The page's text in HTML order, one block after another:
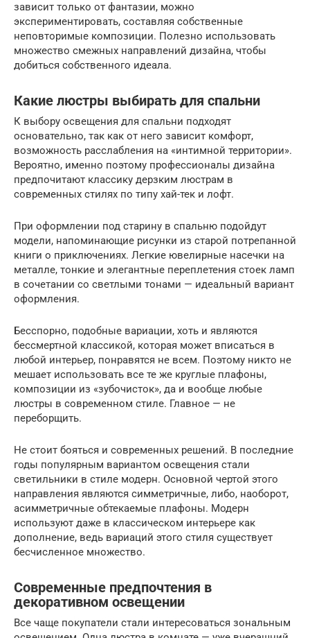
зависит только от фантазии, можно
экспериментировать, составляя собственные
неповторимые композиции. Полезно использовать
множество смежных направлений дизайна, чтобы
добиться собственного идеала.
Какие люстры выбирать для спальни
К выбору освещения для спальни подходят
основательно, так как от него зависит комфорт,
возможность расслабления на «интимной территории».
Вероятно, именно поэтому профессионалы дизайна
предпочитают классику дерзким люстрам в
современных стилях по типу хай-тек и лофт.
При оформлении под старину в спальню подойдут
модели, напоминающие рисунки из старой потрепанной
книги о приключениях. Легкие ювелирные насечки на
металле, тонкие и элегантные переплетения стоек ламп
в сочетании со светлыми тонами — идеальный вариант
оформления.
Бесспорно, подобные вариации, хоть и являются
бессмертной классикой, которая может вписаться в
любой интерьер, понравятся не всем. Поэтому никто не
мешает использовать все те же круглые плафоны,
композиции из «зубочисток», да и вообще любые
люстры в современном стиле. Главное — не
переборщить.
Не стоит бояться и современных решений. В последние
годы популярным вариантом освещения стали
светильники в стиле модерн. Основной чертой этого
направления являются симметричные, либо, наоборот,
асимметричные обтекаемые плафоны. Модерн
используют даже в классическом интерьере как
дополнение, ведь вариаций этого стиля существует
бесчисленное множество.
Современные предпочтения в
декоративном освещении
Все чаще покупатели стали интересоваться зональным